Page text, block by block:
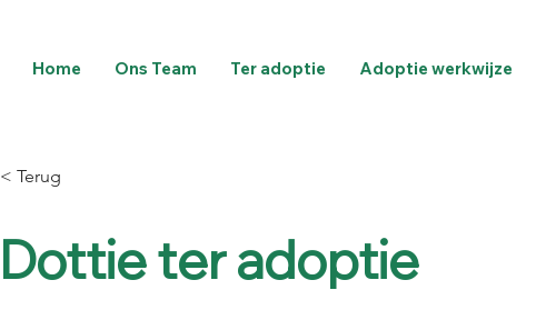
Home Ons Team Ter adoptie Adoptie werkwijze
< Terug
Dottie ter adoptie